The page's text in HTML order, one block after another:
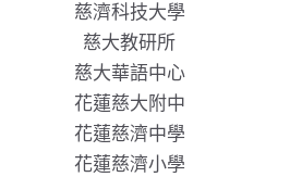
慈濟科技大學
慈大教研所
慈大華語中心
花蓮慈大附中
花蓮慈濟中學
花蓮慈濟小學